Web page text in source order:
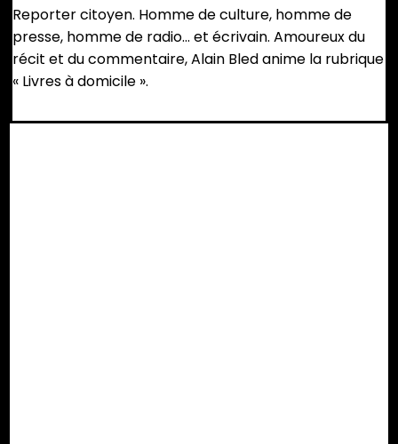
Reporter citoyen. Homme de culture, homme de
presse, homme de radio... et écrivain. Amoureux du
récit et du commentaire, Alain Bled anime la rubrique
« Livres à domicile ».